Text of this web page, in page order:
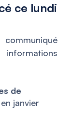
ce lundi
de
en janvier